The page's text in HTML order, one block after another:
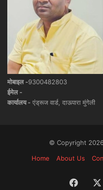
मोबाइल -9300482803
ईमेल -
कार्यालय - एंड्रूज वार्ड, दाऊपारा मुंगेली
© Copyright
Home
About Us